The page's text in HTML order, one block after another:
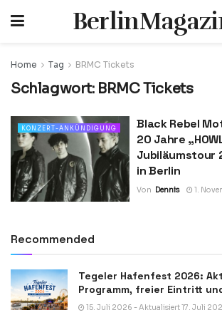
Home Tag BRMC Tickets
Schlagwort: BRMC Tickets
KONZERT-ANKÜNDIGUNG
Black Rebel
20 Jahre
Jubiläumstour
in Berlin
Von Dennis 1.
Recommended
Tegeler Hafenfest 2026:
Programm, freier Eintritt
15. Juli 2026 - Aktualisiert 17. Juli